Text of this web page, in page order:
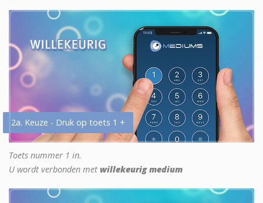
2a. Keuze - Druk op toets 1 +
Toets nummer 1 in.
U wordt verbonden met willekeurig medium